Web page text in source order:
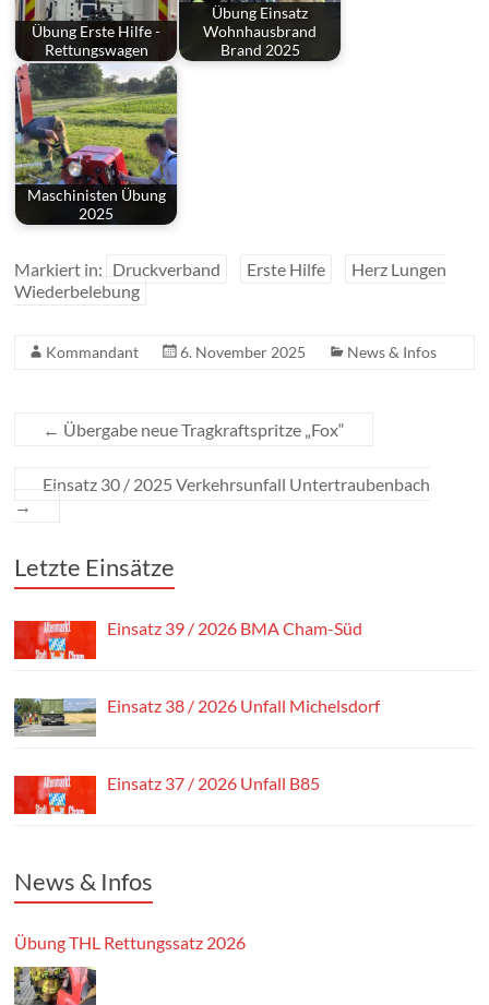
Übung Erste Hilfe -
Rettungswagen
Übung Einsatz
Wohnhausbrand
Brand 2025
Maschinisten Übung
2025
Markiert in: Druckverband Erste Hilfe
Herz Lungen
Wiederbelebung
Kommandant 6. November 2025 News & Infos
← Übergabe neue Tragkraftspritze „Fox“
Einsatz 30 / 2025 Verkehrsunfall Untertraubenbach
→
Letzte Einsätze
Einsatz 39 / 2026 BMA Cham-Süd
Einsatz 38 / 2026 Unfall Michelsdorf
Einsatz 37 / 2026 Unfall B85
News & Infos
Übung THL Rettungssatz 2026